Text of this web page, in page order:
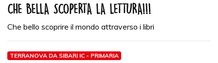
CHE BELLA SCOPERTA LA LETTURA!!!
Che bello scoprire il mondo attraverso i libri
TERRANOVA DA SIBARI IC - PRIMARIA